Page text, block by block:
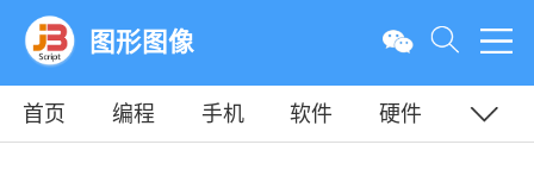
图形图像
首页 编程 手机 软件
硬件